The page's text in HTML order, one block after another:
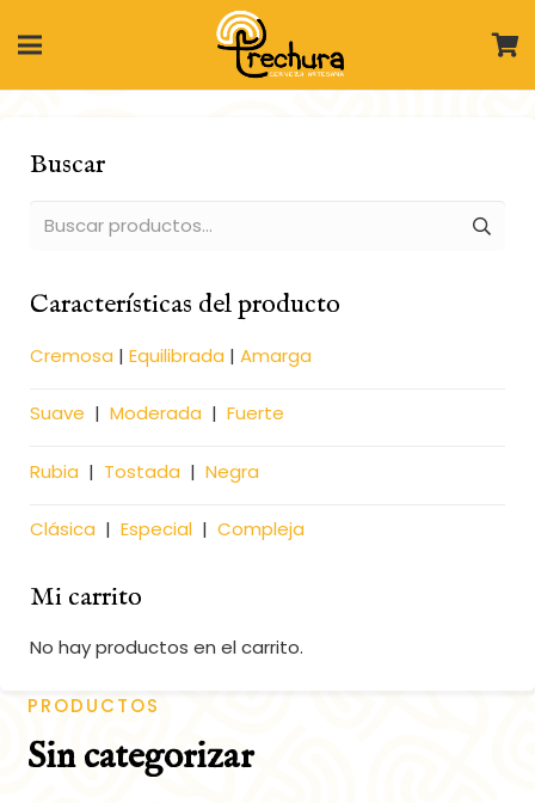
Buscar
Buscar
Características del producto
Cremosa | Equilibrada | Amarga
Suave | Moderada | Fuerte
Rubia | Tostada | Negra
Clásica | Especial | Compleja
Mi carrito
No hay productos en el carrito.
PRODUCTOS
Sin categorizar